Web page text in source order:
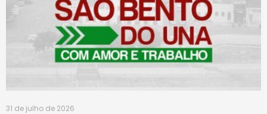
31 de julho de 2026